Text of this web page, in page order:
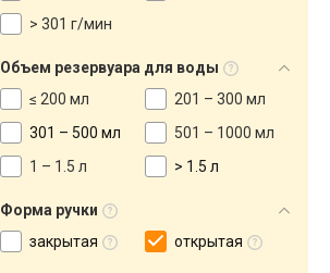
> 301 г/мин
Объем резервуара для воды
≤ 200 мл
201 – 300 мл
301 – 500 мл
501 – 1000 мл
1 – 1.5 л
> 1.5 л
Форма ручки
закрытая
открытая